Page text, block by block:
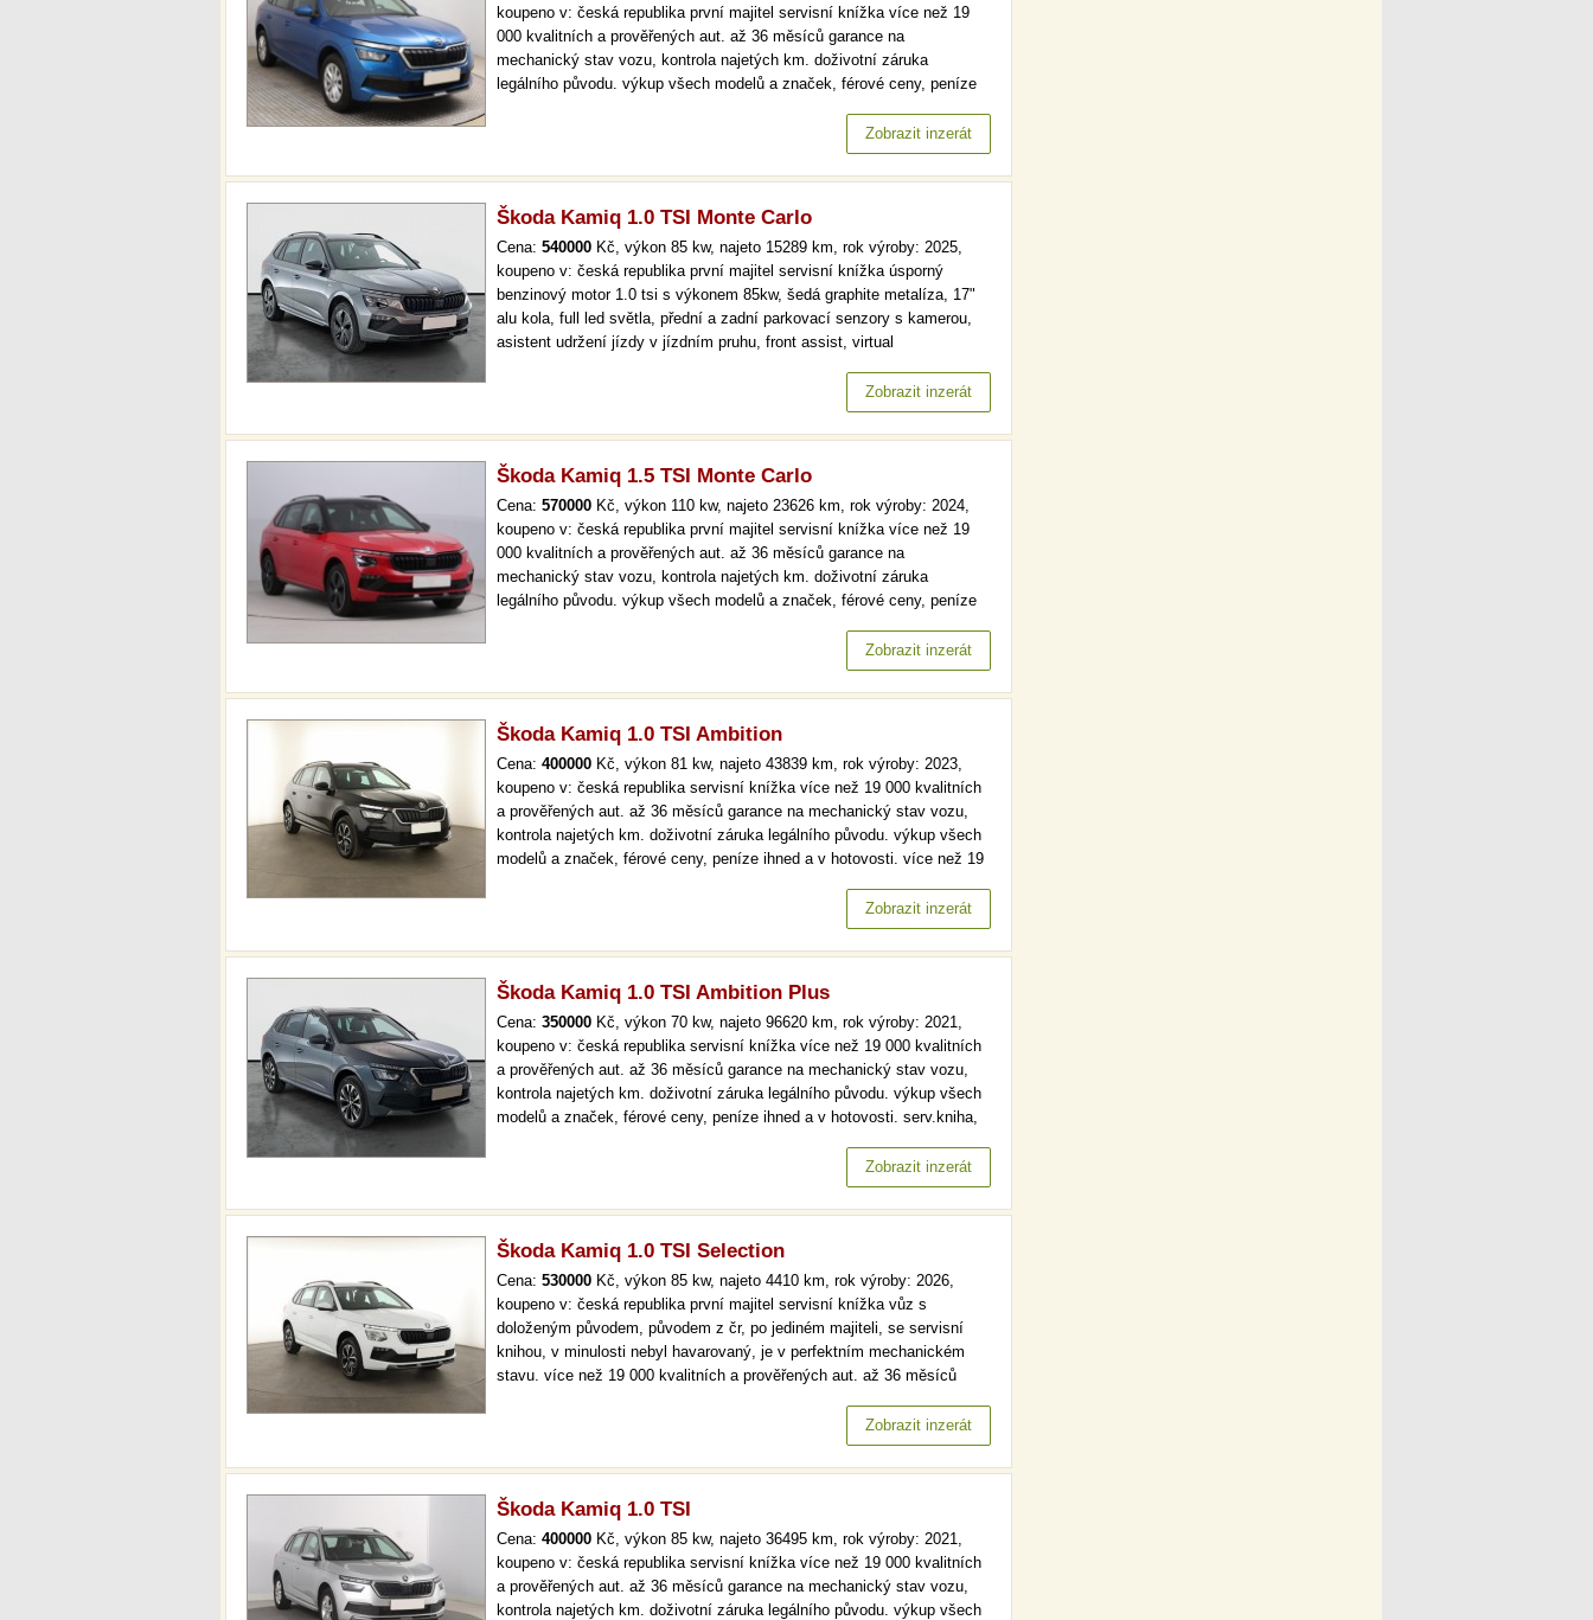
koupeno v: česká republika první majitel servisní knížka více než 19
000 kvalitních a prověřených aut. až 36 měsíců garance na
mechanický stav vozu, kontrola najetých km. doživotní záruka
legálního původu. výkup všech modelů a značek, férové ceny, peníze
36 měsíců garance na mechanický stav vozu, kontrola najetých km.…
Zobrazit inzerát
Škoda Kamiq 1.0 TSI Monte Carlo
Cena: 540000 Kč, výkon 85 kw, najeto 15289 km, rok výroby: 2025,
koupeno v: česká republika první majitel servisní knížka úsporný
benzinový motor 1.0 tsi s výkonem 85kw, šedá graphite metalíza, 17"
alu kola, full led světla, přední a zadní parkovací senzory s kamerou,
asistent udržení jízdy v jízdním pruhu, front assist, virtual
startování, čtení dopravních značekzánovní vůz v perfektním stavu…
Zobrazit inzerát
Škoda Kamiq 1.5 TSI Monte Carlo
Cena: 570000 Kč, výkon 110 kw, najeto 23626 km, rok výroby: 2024,
koupeno v: česká republika první majitel servisní knížka více než 19
000 kvalitních a prověřených aut. až 36 měsíců garance na
mechanický stav vozu, kontrola najetých km. doživotní záruka
legálního původu. výkup všech modelů a značek, férové ceny, peníze
36 měsíců garance na mechanický stav vozu, kontrola najetých km.…
Zobrazit inzerát
Škoda Kamiq 1.0 TSI Ambition
Cena: 400000 Kč, výkon 81 kw, najeto 43839 km, rok výroby: 2023,
koupeno v: česká republika servisní knížka více než 19 000 kvalitních
a prověřených aut. až 36 měsíců garance na mechanický stav vozu,
kontrola najetých km. doživotní záruka legálního původu. výkup všech
modelů a značek, férové ceny, peníze ihned a v hotovosti. více než 19
mechanický stav vozu, kontrola najetých km. doživotní záruka…
Zobrazit inzerát
Škoda Kamiq 1.0 TSI Ambition Plus
Cena: 350000 Kč, výkon 70 kw, najeto 96620 km, rok výroby: 2021,
koupeno v: česká republika servisní knížka více než 19 000 kvalitních
a prověřených aut. až 36 měsíců garance na mechanický stav vozu,
kontrola najetých km. doživotní záruka legálního původu. výkup všech
modelů a značek, férové ceny, peníze ihned a v hotovosti. serv.kniha,
měsíců garance na mechanický stav vozu, kontrola…Zobrazit inzerát
Škoda Kamiq 1.0 TSI Selection
Cena: 530000 Kč, výkon 85 kw, najeto 4410 km, rok výroby: 2026,
koupeno v: česká republika první majitel servisní knížka vůz s
doloženým původem, původem z čr, po jediném majiteli, se servisní
knihou, v minulosti nebyl havarovaný, je v perfektním mechanickém
stavu. více než 19 000 kvalitních a prověřených aut. až 36 měsíců
záruka legálního původu. výkup všech modelů a značek, férové ceny,
Zobrazit inzerát
Škoda Kamiq 1.0 TSI
Cena: 400000 Kč, výkon 85 kw, najeto 36495 km, rok výroby: 2021,
koupeno v: česká republika servisní knížka více než 19 000 kvalitních
a prověřených aut. až 36 měsíců garance na mechanický stav vozu,
kontrola najetých km. doživotní záruka legálního původu. výkup všech